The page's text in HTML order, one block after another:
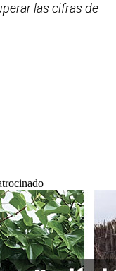
las cifras de